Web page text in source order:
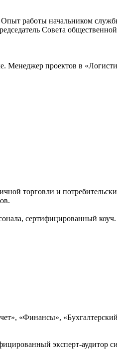
работы начальником
Совета
Менеджер проектов в
торговли и
сертифицированный коуч.
«Финансы»,
эксперт-аудитор